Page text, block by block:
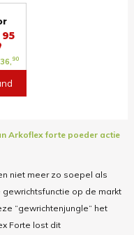
95
90
Arkoflex forte poeder actie
niet meer zo soepel als
op de markt
“gewrichtenjungle“ het
Forte lost dit